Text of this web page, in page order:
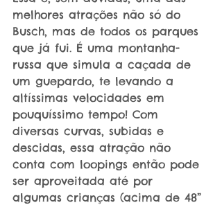
melhores atrações não só do
Busch, mas de todos os parques
que já fui. É uma montanha-
russa que simula a caçada de
um guepardo, te levando a
altíssimas velocidades em
pouquíssimo tempo! Com
diversas curvas, subidas e
descidas, essa atração não
conta com loopings então pode
ser aproveitada até por
algumas crianças (acima de 48”